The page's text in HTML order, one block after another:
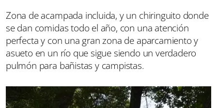
Zona de acampada incluida, y un chiringuito donde
se dan comidas todo el año, con una atención
perfecta y con una gran zona de aparcamiento y
asueto en un río que sigue siendo un verdadero
pulmón para bañistas y campistas.